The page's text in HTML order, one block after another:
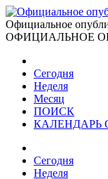
Официальное
ОФИЦИАЛЬНОЕ
Сегодня
Неделя
Месяц
ПОИСК
КАЛЕНДАРЬ
Сегодня
Неделя